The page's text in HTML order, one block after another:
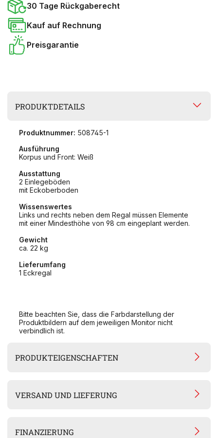
30 Tage Rückgaberecht
Kauf auf Rechnung
Preisgarantie
PRODUKTDETAILS
Produktnummer: 508745-1
Ausführung
Korpus und Front: Weiß
Ausstattung
2 Einlegeböden
mit Eckoberboden
Wissenswertes
Links und rechts neben dem Regal müssen Elemente
mit einer Mindesthöhe von 98 cm eingeplant werden.
Gewicht
ca. 22 kg
Lieferumfang
1 Eckregal
Bitte beachten Sie, dass die Farbdarstellung der
Produktbildern auf dem jeweiligen Monitor nicht
verbindlich ist.
PRODUKTEIGENSCHAFTEN
VERSAND UND LIEFERUNG
FINANZIERUNG